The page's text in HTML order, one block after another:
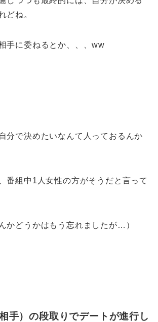
どね。
手に委ねるとか、、、ww
分で決めたいなんて人っておるんか
番組中1人女性の方がそうだと言って
かどうかはもう忘れましたが…）
手）の段取りでデートが進行し